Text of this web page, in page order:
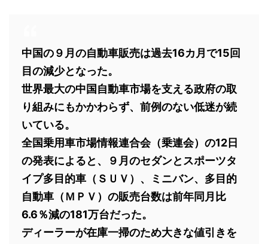
中国の９月の自動車販売は過去16カ月で15回
目の減少となった。
世界最大の中国自動車市場を支える政府の取
り組みにもかかわらず、前例のない低迷が続
いている。
全国乗用車市場情報連合会（乗連会）の12日
の発表によると、９月のセダンとスポーツタ
イプ多目的車（ＳＵＶ）、ミニバン、多目的
自動車（ＭＰＶ）の販売台数は前年同月比
6.6％減の181万台だった。
ディーラーが在庫一掃のため大きな値引きを